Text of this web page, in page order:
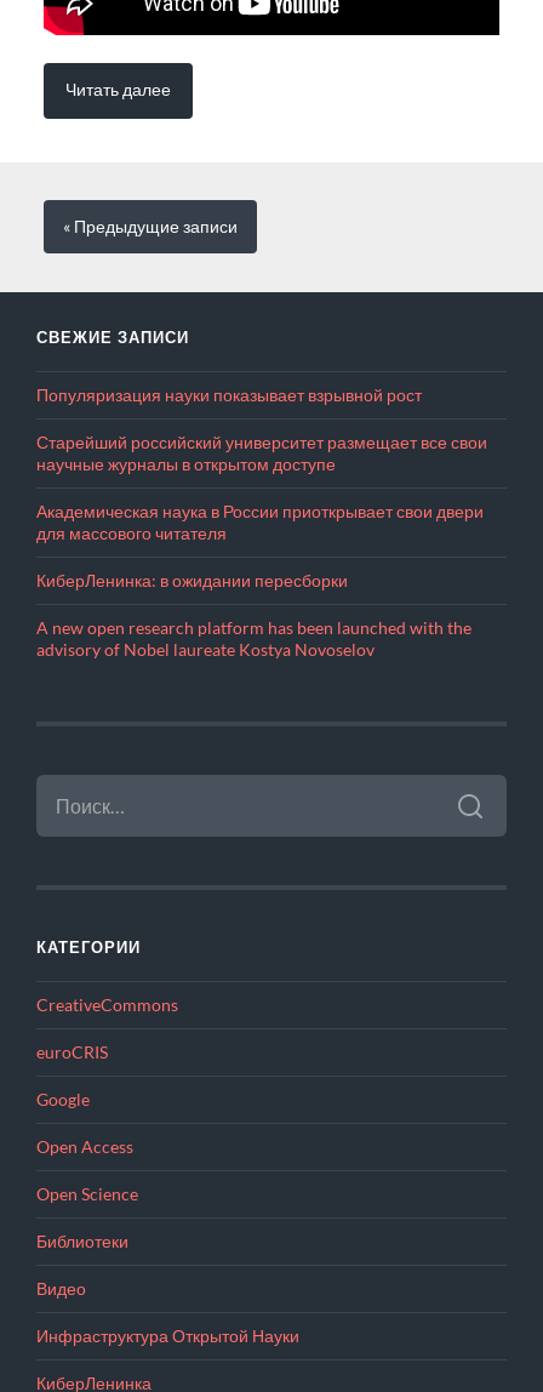
Читать далее
« Предыдущиезаписи
СВЕЖИЕ ЗАПИСИ
Популяризация науки показывает взрывной рост
Старейший российский университет размещает все свои
научные журналы в открытом доступе
Академическая наука в России приоткрывает свои двери
для массового читателя
КиберЛенинка: в ожидании пересборки
A new open research platform has been launched with the
advisory of Nobel laureate Kostya Novoselov
НАЙТИ:
КАТЕГОРИИ
CreativeCommons
euroCRIS
Google
Open Access
Open Science
Библиотеки
Видео
Инфраструктура Открытой Науки
КиберЛенинка